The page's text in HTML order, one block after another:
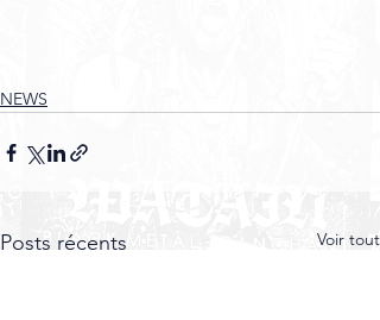
NEWS
Posts récents Voir tout